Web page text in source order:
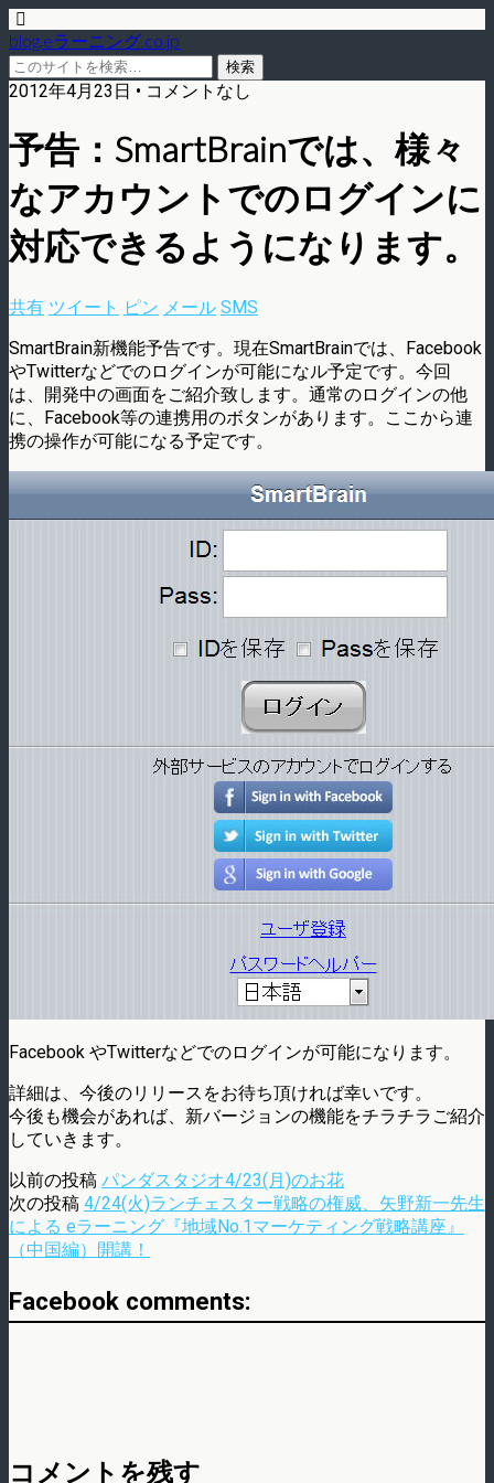
blog.eラーニング.co.jp
2012年4月23日 • コメントなし
予告：SmartBrainでは、様々
なアカウントでのログインに
対応できるようになります。
共有 ツイート ピン メール SMS
SmartBrain新機能予告です。現在SmartBrainでは、Facebook
やTwitterなどでのログインが可能になル予定です。今回
は、開発中の画面をご紹介致します。通常のログインの他
に、Facebook等の連携用のボタンがあります。ここから連
携の操作が可能になる予定です。
Facebook やTwitterなどでのログインが可能になります。
詳細は、今後のリリースをお待ち頂ければ幸いです。
今後も機会があれば、新バージョンの機能をチラチラご紹介
していきます。
以前の投稿 パンダスタジオ4/23(月)のお花
次の投稿 4/24(火)ランチェスター戦略の権威、矢野新一先生
による eラーニング『地域No.1マーケティング戦略講座』
（中国編）開講！
Facebook comments:
コメントを残す